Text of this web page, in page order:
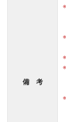
備 考